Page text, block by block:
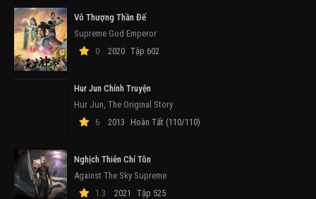
Vô Thượng Thần Đế
Supreme God Emperor
0
2020 Tập 602
Hur Jun Chính Truyện
Hur Jun, The Original Story
6
2013 Hoàn Tất (110/110)
Nghịch Thiên Chí Tôn
Against The Sky Supreme
1.3
2021 Tập 525